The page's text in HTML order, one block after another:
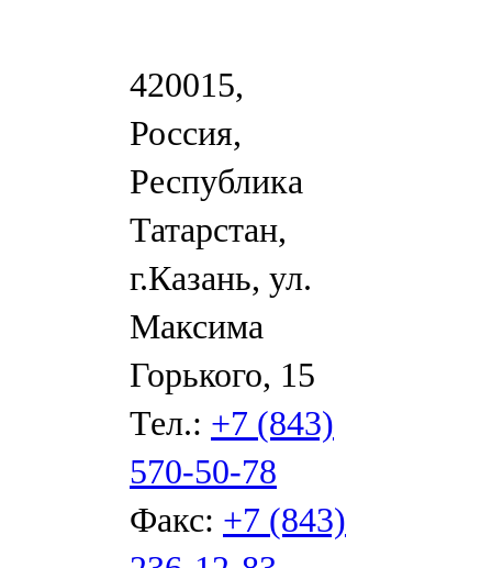
420015,
Россия,
Республика
Татарстан,
г.Казань, ул.
Максима
Горького, 15
Тел.: +7 (843)
570-50-78
Факс: +7 (843)